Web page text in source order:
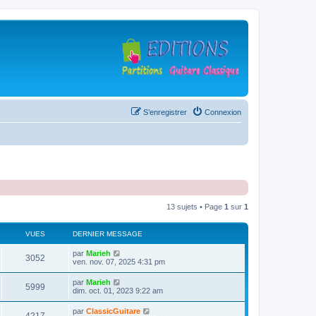
Connexion
S’enregistrer
13 sujets • Page 1 sur 1
VUES DERNIER MESSAGE
3052
u
D
e
i
e
r
m
par Marieh
ven. nov. 07, 2025 4:31 pm
5999
u
D
e
par Marieh
dim. oct. 01, 2023 9:22 am
D
par ClassicGuitare